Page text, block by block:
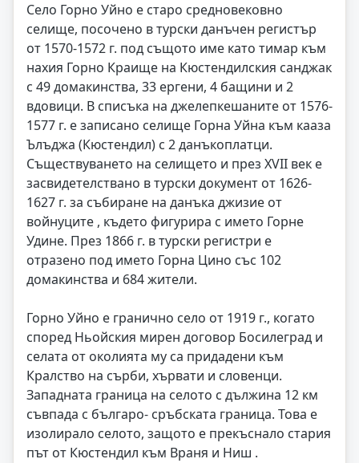
Село Горно Уйно е старо средновековно
селище, посочено в турски данъчен регистър
от 1570-1572 г. под същото име като тимар към
нахия Горно Краище на Кюстендилския санджак
с 49 домакинства, 33 ергени, 4 бащини и 2
вдовици. В списъка на джелепкешаните от 1576-
1577 г. е записано селище Горна Уйна към кааза
Ълъджа (Кюстендил) с 2 данъкоплатци.
Съществуването на селището и през XVII век е
засвидетелствано в турски документ от 1626-
1627 г. за събиране на данъка джизие от
войнуците , където фигурира с името Горне
Удине. През 1866 г. в турски регистри е
отразено под името Горна Цино със 102
домакинства и 684 жители.
Горно Уйно е гранично село от 1919 г., когато
според Ньойския мирен договор Босилеград и
селата от околията му са придадени към
Кралство на сърби, хървати и словенци.
Западната граница на селото с дължина 12 км
съвпада с българо- сръбската граница. Това е
изолирало селото, защото е прекъснало стария
път от Кюстендил към Враня и Ниш .